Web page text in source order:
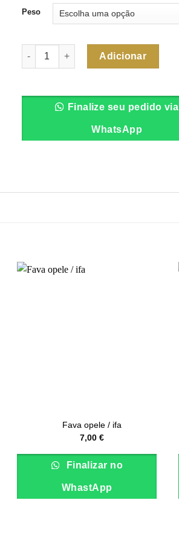
Peso
Quantidade de Bejerecum
Adicionar
Finalize seu pedido via
WhatsApp
Fava opele / ifa
7,00 €
Finalizar no
WhastApp